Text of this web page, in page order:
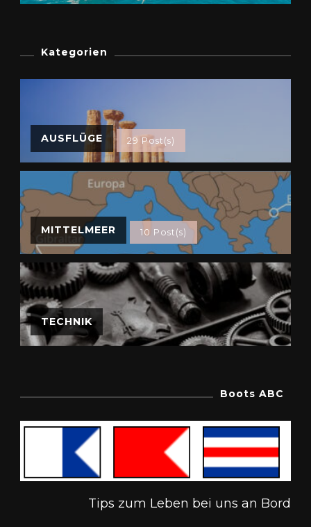
Kategorien
AUSFLÜGE 29 Post(s)
MITTELMEER 10 Post(s)
TECHNIK
Boots ABC
Tips zum Leben bei uns an Bord